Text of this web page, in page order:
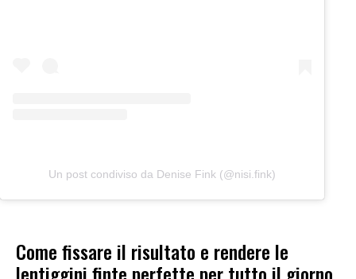
Un post condiviso da Denise Fink (@nisi.fink)
Come fissare il risultato e rendere le
lentiggini finte perfette per tutto il giorno